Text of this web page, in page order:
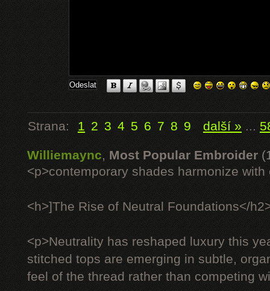
Strana: 1 2 3 4 5 6 7 8 9 další » ...
Williemaync, Most Popular Embroider
<p>contemporary shades harmonize
<h>]The Rise of Neutral Foundations</
<p>Neutrality has reshaped luxury this
stitched tops are emerging in subtle,
feel of the thread rather than competing